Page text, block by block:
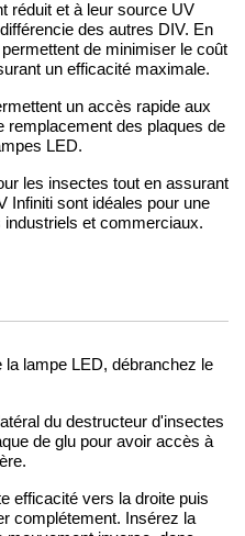
réduit et à leur source UV
des autres DIV. En
de minimiser le coût
un efficacité maximale.
un accès rapide aux
remplacement des plaques de
LED.
les insectes tout en assurant
Infiniti sont idéales pour une
et commerciaux.
la lampe LED, débranchez le
du destructeur d'insectes
de glu pour avoir accès à
efficacité vers la droite puis
complétement. Insérez la